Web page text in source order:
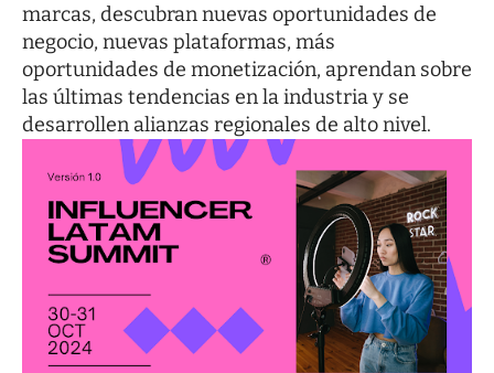
marcas, descubran nuevas oportunidades de
negocio, nuevas plataformas, más
oportunidades de monetización, aprendan sobre
las últimas tendencias en la industria y se
desarrollen alianzas regionales de alto nivel.